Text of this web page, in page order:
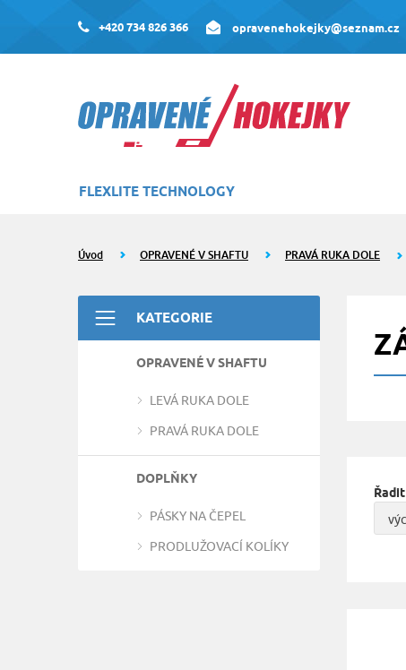
+420 734 826 366 opravenehokejky@seznam.cz
FLEXLITE TECHNOLOGY
Úvod OPRAVENÉ V SHAFTU PRAVÁ RUKA DOLE
KATEGORIE
OPRAVENÉ V SHAFTU
LEVÁ RUKA DOLE
PRAVÁ RUKA DOLE
DOPLŇKY
PÁSKY NA ČEPEL
PRODLUŽOVACÍ KOLÍKY